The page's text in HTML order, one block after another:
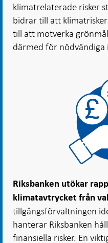
klimatrelaterade risker
bidrar till att
till att motverka
därmed för nödvändiga
Riksbanken utökar
klimatavtrycket från
tillgångsförvaltningen
hanterar Riksbanken
finansiella risker. En